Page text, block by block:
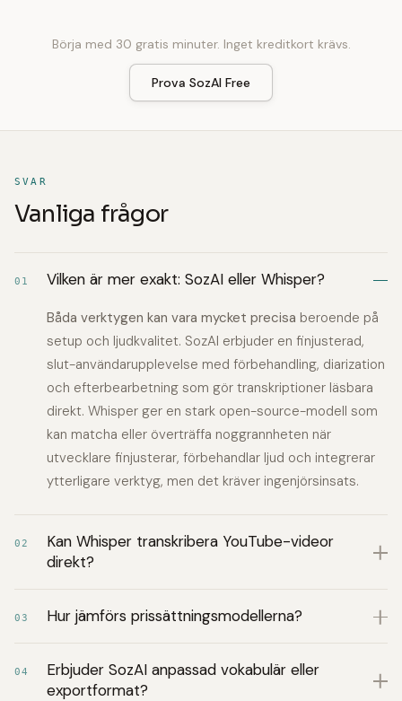
Börja med 30 gratis minuter. Inget kreditkort krävs.
Prova SozAI Free
SVAR
Vanliga frågor
01 Vilken är mer exakt: SozAI eller Whisper?
Båda verktygen kan vara mycket precisa beroende på
setup och ljudkvalitet. SozAI erbjuder en finjusterad,
slut-användarupplevelse med förbehandling, diarization
och efterbearbetning som gör transkriptioner läsbara
direkt. Whisper ger en stark open-source-modell som
kan matcha eller överträffa noggrannheten när
utvecklare finjusterar, förbehandlar ljud och integrerar
ytterligare verktyg, men det kräver ingenjörsinsats.
02
Kan Whisper transkribera YouTube-videor
direkt?
03 Hur jämförs prissättningsmodellerna?
04
Erbjuder SozAI anpassad vokabulär eller
exportformat?